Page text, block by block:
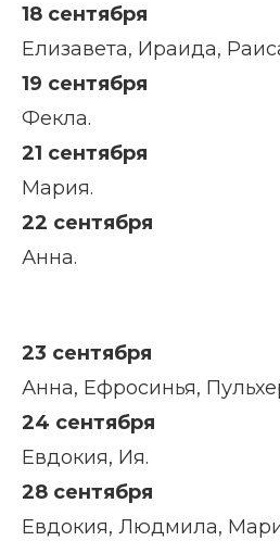
18 сентября
Елизавета, Ираида,
19 сентября
Фекла.
21 сентября
Мария.
22 сентября
Анна.
23 сентября
Анна, Ефросинья,
24 сентября
Евдокия, Ия.
28 сентября
Евдокия, Людмила,